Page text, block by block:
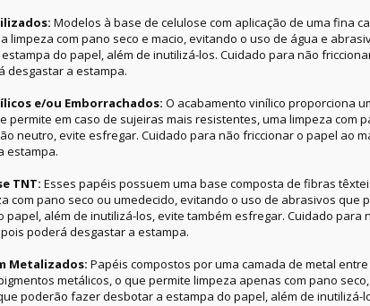
Modelos à base de celulose com aplicação de uma fina
limpeza com pano seco e macio, evitando o uso de água e
do papel, além de inutilizá-los. Cuidado para não
desgastar a estampa.
e/ou Emborrachados: O acabamento vinílico proporciona
permite em caso de sujeiras mais resistentes, uma limpeza com
neutro, evite esfregar. Cuidado para não friccionar o papel ao
estampa.
TNT: Esses papéis possuem uma base composta de fibras
com pano seco ou umedecido, evitando o uso de abrasivos que
papel, além de inutilizá-los, evite também esfregar. Cuidado para
poderá desgastar a estampa.
Metalizados: Papéis compostos por uma camada de metal
metálicos, o que permite limpeza apenas com pano
poderão fazer desbotar a estampa do papel, além de inutilizá-